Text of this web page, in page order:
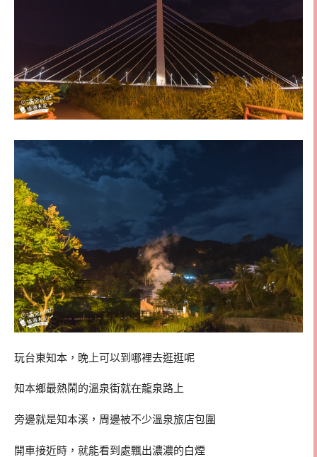
玩台東知本，晚上可以到哪裡去逛逛呢
知本鄉最熱鬧的溫泉街就在龍泉路上
旁邊就是知本溪，周邊被不少溫泉旅店包圍
開車接近時，就能看到處飄出濃濃的白煙